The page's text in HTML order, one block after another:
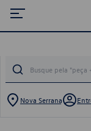
Nova Serrana